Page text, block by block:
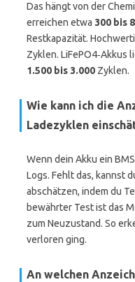
Das hängt von der
erreichen etwa 300 bis
Restkapazität.
Zyklen. LiFePO4‑Akkus
1.500 bis 3.000 Zyklen.
Wie kann ich die
Ladezyklen
Wenn dein Akku ein
Logs. Fehlt das, kannst
abschätzen, indem du
bewährter Test ist das
zum Neuzustand. So
verloren ging.
An welchen